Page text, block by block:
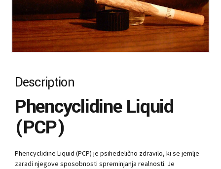
Description
Phencyclidine Liquid
(PCP)
Phencyclidine Liquid (PCP) je psihedelično zdravilo, ki se jemlje
zaradi njegove sposobnosti spreminjanja realnosti. Je